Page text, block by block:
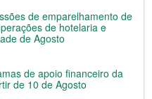
de emparelhamento de
de hotelaria e
de Agosto
de apoio financeiro da
de 10 de Agosto